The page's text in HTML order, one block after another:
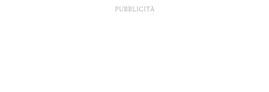
PUBBLICITÀ